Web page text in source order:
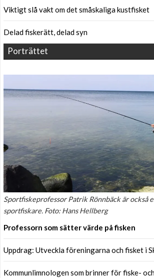
Viktigt slå vakt om det småskaliga kustfisket
Delad fiskerätt, delad syn
Porträttet
Sportfiskeprofessor Patrik Rönnbäck är också
sportfiskare. Foto: Hans Hellberg
Professorn som sätter värde på fisken
Uppdrag: Utveckla föreningarna och fisket i
Kommunlimnologen som brinner för fiske-